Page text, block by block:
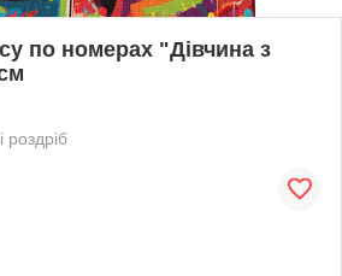
по номерах "Дівчина з
роздріб